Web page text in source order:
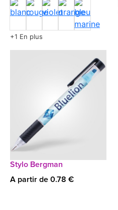
+1 En plus
Stylo Bergman
A partir de 0.78 €